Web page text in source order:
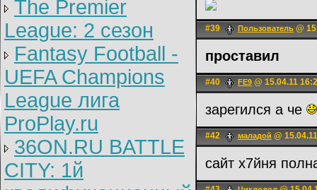
The Premier
League: 2 cезон
Fantasy Football -
UEFA Champions
League лига
ProPlay.ru
36ON.RU BATTLE
CITY: 1й
#39 Пользователь @
проставил
#40 FE9 @ 15.04.11
зарегился а че
#42 маладой @
сайт х7йня